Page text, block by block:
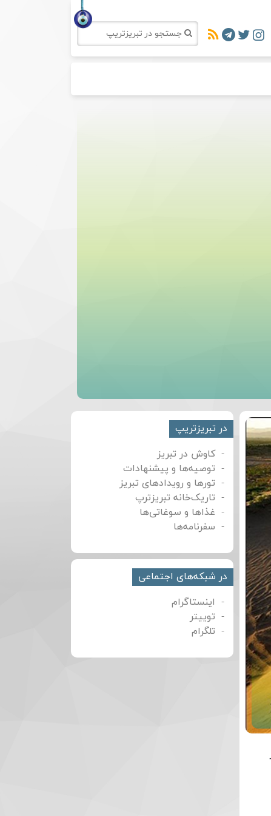
در تبریزتریپ
کاوش در تبریز
توصیه‌ها و پیشنهادات
تورها و رویدادهای تبریز
تاریک‌خانه تبریزترپ
غذاها و سوغاتی‌ها
سفرنامه‌ها
در شبکه‌های اجتماعی
اینستاگرام
توییتر
تلگرام